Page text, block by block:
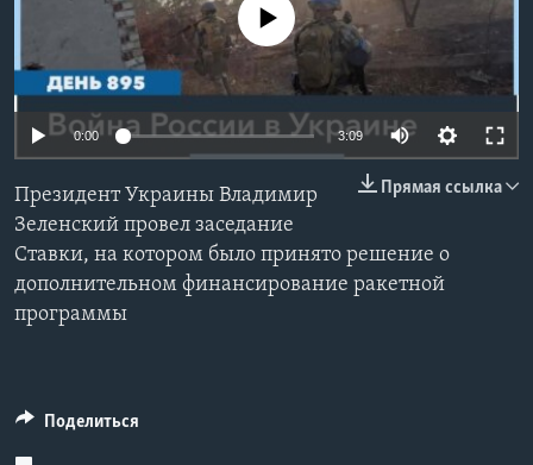
Learning English
Языки
No media source currently available
0:00 3:09
Прямая ссылка
Президент Украины Владимир
Зеленский провел заседание
Ставки, на котором было принято решение о
дополнительном финансирование ракетной
программы
Поделиться